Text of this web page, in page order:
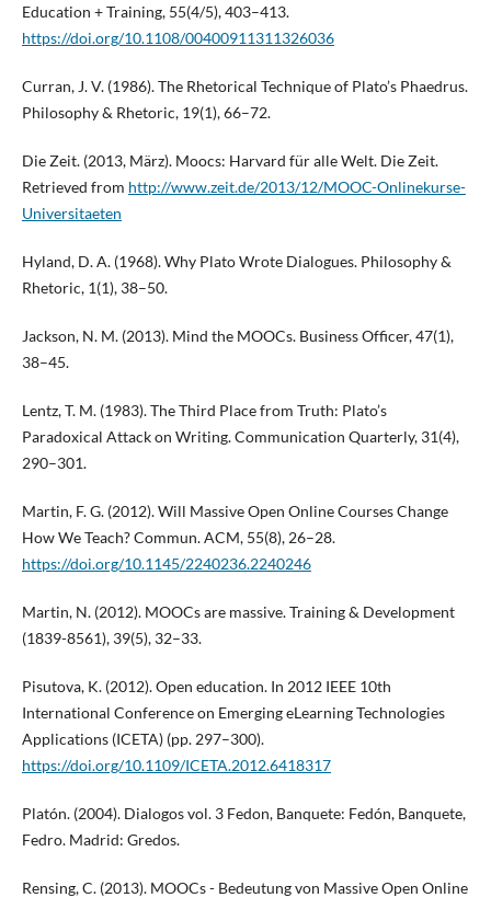
Education + Training, 55(4/5), 403–413.
https://doi.org/10.1108/00400911311326036
Curran, J. V. (1986). The Rhetorical Technique of Plato’s Phaedrus.
Philosophy & Rhetoric, 19(1), 66–72.
Die Zeit. (2013, März). Moocs: Harvard für alle Welt. Die Zeit.
Retrieved from http://www.zeit.de/2013/12/MOOC-Onlinekurse-
Universitaeten
Hyland, D. A. (1968). Why Plato Wrote Dialogues. Philosophy &
Rhetoric, 1(1), 38–50.
Jackson, N. M. (2013). Mind the MOOCs. Business Officer, 47(1),
38–45.
Lentz, T. M. (1983). The Third Place from Truth: Plato’s
Paradoxical Attack on Writing. Communication Quarterly, 31(4),
290–301.
Martin, F. G. (2012). Will Massive Open Online Courses Change
How We Teach? Commun. ACM, 55(8), 26–28.
https://doi.org/10.1145/2240236.2240246
Martin, N. (2012). MOOCs are massive. Training & Development
(1839-8561), 39(5), 32–33.
Pisutova, K. (2012). Open education. In 2012 IEEE 10th
International Conference on Emerging eLearning Technologies
Applications (ICETA) (pp. 297–300).
https://doi.org/10.1109/ICETA.2012.6418317
Platón. (2004). Dialogos vol. 3 Fedon, Banquete: Fedón, Banquete,
Fedro. Madrid: Gredos.
Rensing, C. (2013). MOOCs - Bedeutung von Massive Open Online